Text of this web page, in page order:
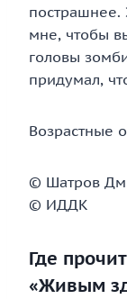
пострашнее.
мне, чтобы
головы
придумал,
Возрастные
© Шатров
© ИДДК
Где
«Живым